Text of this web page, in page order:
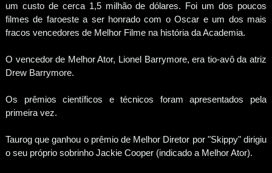
um custo de cerca 1,5 milhão de dólares. Foi um dos poucos
filmes de faroeste a ser honrado com o Oscar e um dos mais
fracos vencedores de Melhor Filme na história da Academia.
O vencedor de Melhor Ator, Lionel Barrymore, era tio-avô da atriz
Drew Barrymore.
Os prêmios científicos e técnicos foram apresentados pela
primeira vez.
Taurog que ganhou o prêmio de Melhor Diretor por "Skippy" dirigiu
o seu próprio sobrinho Jackie Cooper (indicado a Melhor Ator).